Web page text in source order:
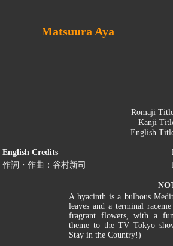
Matsuura Aya
Romaji
Kanji
English
English Credits
作詞・作曲：谷村新司
A hyacinth is a bulbous
leaves and a terminal
fragrant flowers, with a
theme to the TV Tokyo
Stay in the Country!)